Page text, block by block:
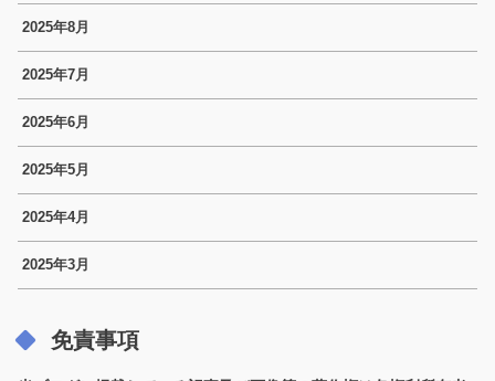
2025年8月
2025年7月
2025年6月
2025年5月
2025年4月
2025年3月
免責事項